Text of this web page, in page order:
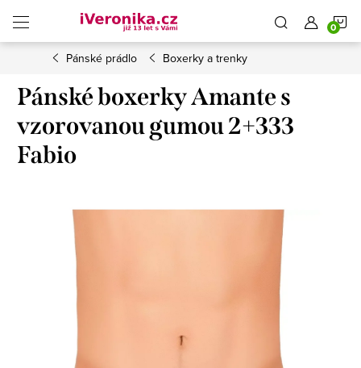
obsah
Pánské prádlo Boxerky a trenky
Pánské boxerky Amante s
vzorovanou gumou 2+333
Fabio